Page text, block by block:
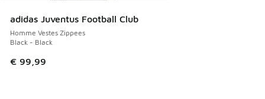
adidas Juventus Football Club
Homme Vestes Zippees
Black - Black
€ 99,99